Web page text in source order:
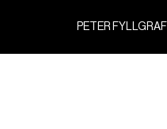
PETER FYLLGRAF